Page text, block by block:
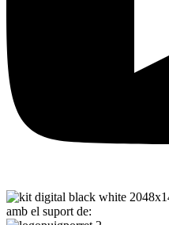
amb el suport de: